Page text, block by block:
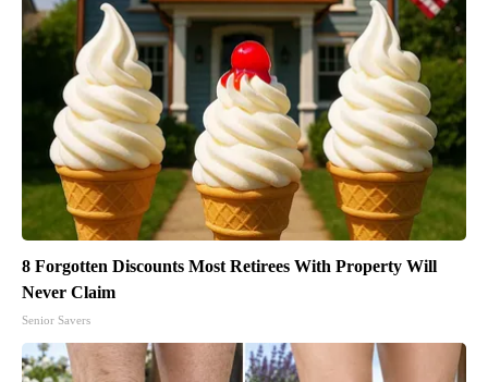
8 Forgotten Discounts Most Retirees With Property Will
Never Claim
Senior Savers